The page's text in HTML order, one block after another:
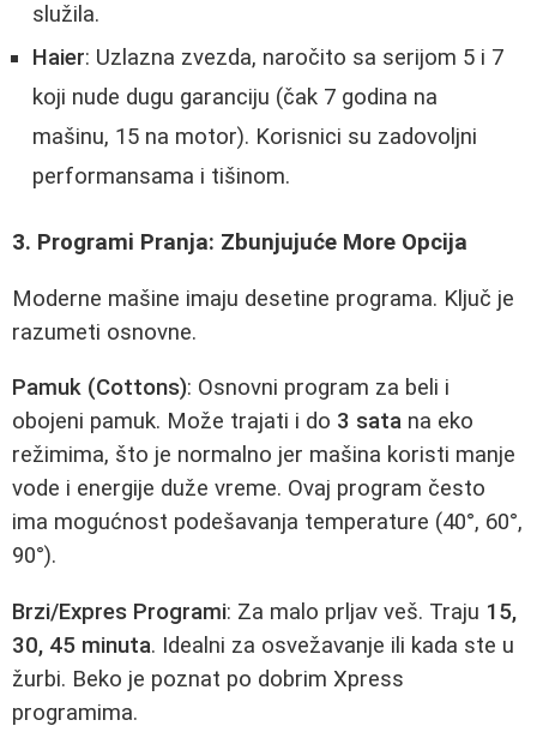
služila.
Haier: Uzlazna zvezda, naročito sa serijom 5 i 7
koji nude dugu garanciju (čak 7 godina na
mašinu, 15 na motor). Korisnici su zadovoljni
performansama i tišinom.
3. Programi Pranja: Zbunjujuće More Opcija
Moderne mašine imaju desetine programa. Ključ je
razumeti osnovne.
Pamuk (Cottons): Osnovni program za beli i
obojeni pamuk. Može trajati i do 3 sata na eko
režimima, što je normalno jer mašina koristi manje
vode i energije duže vreme. Ovaj program često
ima mogućnost podešavanja temperature (40°, 60°,
90°).
Brzi/Expres Programi: Za malo prljav veš. Traju 15,
30, 45 minuta. Idealni za osvežavanje ili kada ste u
žurbi. Beko je poznat po dobrim Xpress
programima.